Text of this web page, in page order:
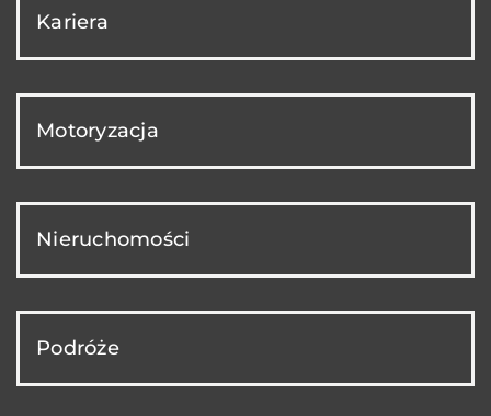
Kariera
Motoryzacja
Nieruchomości
Podróże